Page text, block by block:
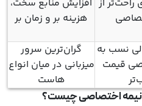
از افزایش منابع سخت،
هزینه بر و زمان بر
نسب به
قیمت
گران‌ترین سرور
میزبانی در میان انواع
هاست
اختصاصیچیست؟